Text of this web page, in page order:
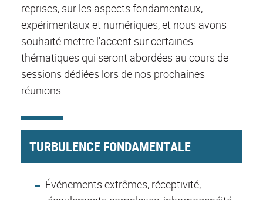
reprises, sur les aspects fondamentaux,
expérimentaux et numériques, et nous avons
souhaité mettre l'accent sur certaines
thématiques qui seront abordées au cours de
sessions dédiées lors de nos prochaines
réunions.
TURBULENCE FONDAMENTALE
Événements extrêmes, réceptivité,